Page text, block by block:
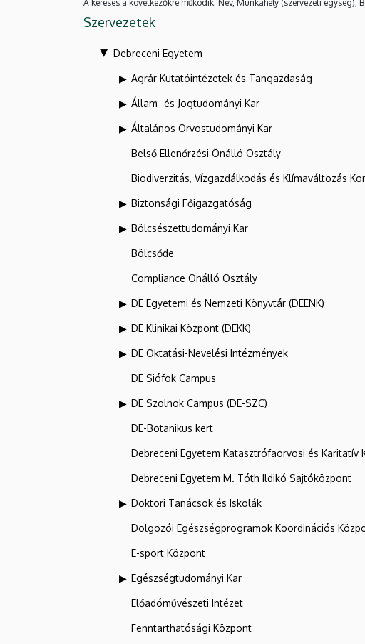
A keresés a következőkre működik: Név, Munkahely (szervezeti egység),
Szervezetek
Debreceni Egyetem
Agrár Kutatóintézetek és Tangazdaság
Állam- és Jogtudományi Kar
Általános Orvostudományi Kar
Belső Ellenőrzési Önálló Osztály
Biodiverzitás, Vízgazdálkodás és Klímaváltozás
Biztonsági Főigazgatóság
Bölcsészettudományi Kar
Bölcsőde
Compliance Önálló Osztály
DE Egyetemi és Nemzeti Könyvtár (DEENK)
DE Klinikai Központ (DEKK)
DE Oktatási-Nevelési Intézmények
DE Siófok Campus
DE Szolnok Campus (DE-SZC)
DE-Botanikus kert
Debreceni Egyetem Katasztrófaorvosi és Karitatív
Debreceni Egyetem M. Tóth Ildikó Sajtóközpont
Doktori Tanácsok és Iskolák
Dolgozói Egészségprogramok Koordinációs
E-sport Központ
Egészségtudományi Kar
Előadóművészeti Intézet
Fenntarthatósági Központ